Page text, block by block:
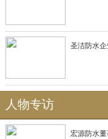
圣洁防水
人物专访
宏源防水